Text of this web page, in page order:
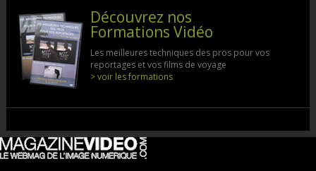
Découvrez nos
Formations Vidéo
Les meilleures techniques des pros pour vos
reportages et vos films de voyage
> voir les formations